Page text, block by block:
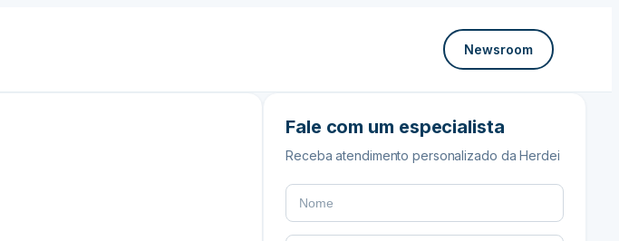
Newsroom
Fale com um especialista
Receba atendimento personalizado da Herdei